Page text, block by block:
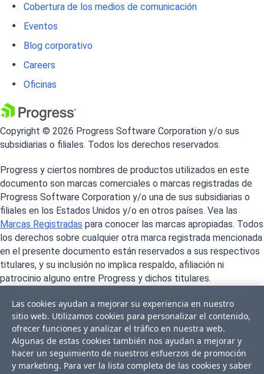
Cobertura de los medios de comunicación
Eventos
Blog corporativo
Careers
Oficinas
Copyright © 2026 Progress Software Corporation y/o sus
subsidiarias o filiales. Todos los derechos reservados.
Progress y ciertos nombres de productos utilizados en este
documento son marcas comerciales o marcas registradas de
Progress Software Corporation y/o una de sus subsidiarias o
filiales en los Estados Unidos y/o en otros países. Vea las
Marcas Registradas para conocer las marcas apropiadas. Todos
los derechos sobre cualquier otra marca registrada mencionada
en el presente documento están reservados a sus respectivos
titulares, y su inclusión no implica respaldo, afiliación ni
patrocinio alguno entre Progress y dichos titulares.
Las cookies ayudan a mejorar su experiencia en nuestro
sitio web. Utilizamos cookies para personalizar el contenido,
ofrecer funciones y analizar el tráfico en nuestra web.
Algunas de estas cookies también nos ayudan a mejorar y
hacer un seguimiento de nuestros esfuerzos de promoción
y marketing. Para ver la lista completa de las cookies y saber